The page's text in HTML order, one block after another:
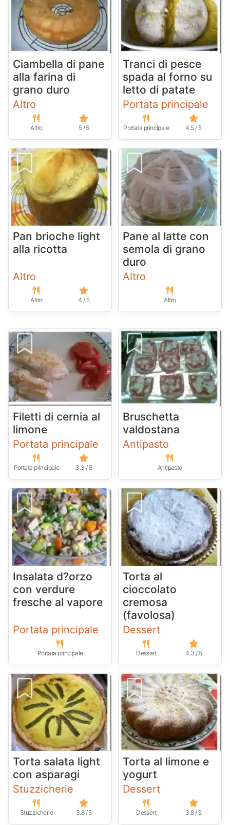
Ciambella di pane
alla farina di
grano duro
Altro
Altro 5 / 5
Tranci di pesce
spada al forno su
letto di patate
Portata principale
Portata principale 4.5 / 5
Pan brioche light
alla ricotta
Altro
Altro 4 / 5
Pane al latte con
semola di grano
duro
Altro
Altro
Filetti di cernia al
limone
Portata principale
Portata principale 3.3 / 5
Bruschetta
valdostana
Antipasto
Antipasto
Insalata d?orzo
con verdure
fresche al vapore
Portata principale
Portata principale
Torta al
cioccolato
cremosa
(favolosa)
Dessert
Dessert 4.3 / 5
Torta salata light
con asparagi
Stuzzicherie
Stuzzicherie 3.8 / 5
Torta al limone e
yogurt
Dessert
Dessert 3.8 / 5